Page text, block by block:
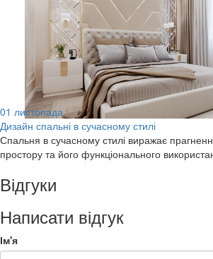
01 листопада
Дизайн спальні в сучасному стилі
Спальня в сучасному стилі виражає
простору та його функціонального
Відгуки
Написати відгук
Ім'я